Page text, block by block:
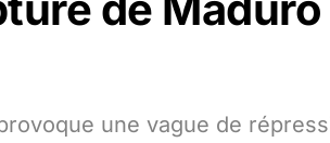
une vague de